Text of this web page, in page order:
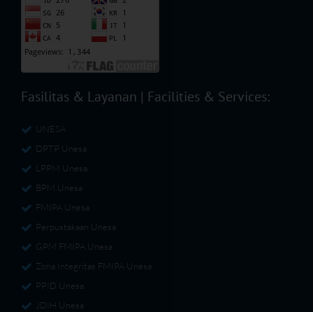
Fasilitas & Layanan | Facilities & Services:
UNESA
DPTP Unesa
LPPM Unesa
BPM Unesa
FMIPA Unesa
Perpustakaan Unesa
GPM FMIPA Unesa
Zona Integritas FMIPA Unesa
PPID Unesa
JDIH Unesa